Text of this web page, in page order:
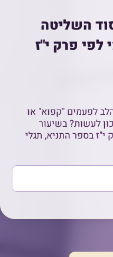
השליטה
לפי פרק י"ז
לפעמים "קפוא" או
לעשות? בשיעור
בספר התניא, תגלי